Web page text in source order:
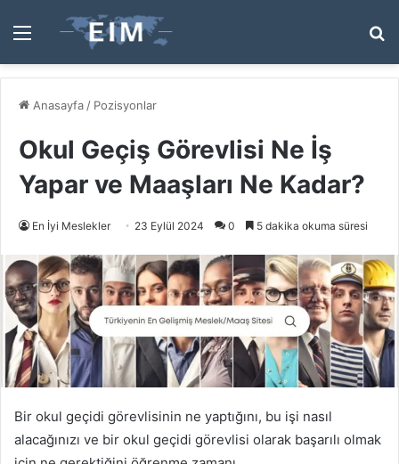
Menü
...
Anasayfa / Pozisyonlar
Okul Geçiş Görevlisi Ne İş
Yapar ve Maaşları Ne Kadar?
En İyi Meslekler 23 Eylül 2024 0 5 dakika okuma süresi
Bir okul geçidi görevlisinin ne yaptığını, bu işi nasıl
alacağınızı ve bir okul geçidi görevlisi olarak başarılı olmak